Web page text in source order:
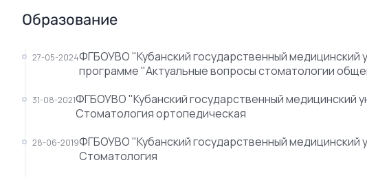
Образование
27-05-2024ФГБОУВО "Кубанский государственный
программе "Актуальные вопросы стоматологии
31-08-2021ФГБОУВО "Кубанский государственный медицинский
Стоматология ортопедическая
28-06-2019ФГБОУВО "Кубанский государственный медицинский
Стоматология